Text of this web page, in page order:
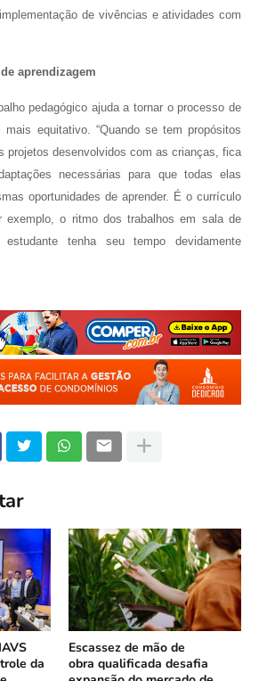
de vivências e atividades com
aprendizagem
pedagógico ajuda a tornar o processo de
mais equitativo. “Quando se tem propósitos
projetos desenvolvidos com as crianças, fica
necessárias para que todas elas
oportunidades de aprender. É o currículo
exemplo, o ritmo dos trabalhos em sala de
tenha seu tempo devidamente
da
Escassez de mão de
obra qualificada desafia